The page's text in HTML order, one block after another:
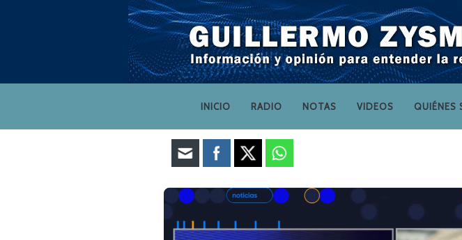
INICIO RADIO NOTAS VIDEOS QUIÉNES